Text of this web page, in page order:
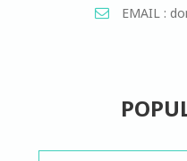
EMAIL :